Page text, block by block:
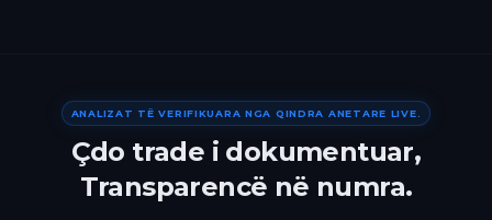
ANALIZAT TË VERIFIKUARA NGA QINDRA ANETARE LIVE.
Çdo trade i dokumentuar,
Transparencë në numra.